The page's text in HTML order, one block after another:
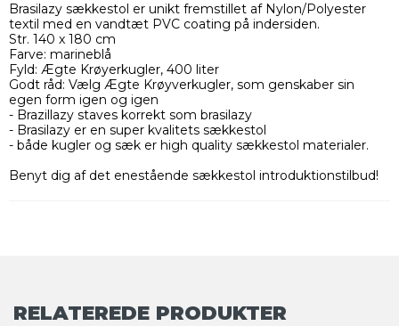
Brasilazy sækkestol er unikt fremstillet af Nylon/Polyester
textil med en vandtæt PVC coating på indersiden.
Str. 140 x 180 cm
Farve: marineblå
Fyld: Ægte Krøyerkugler, 400 liter
Godt råd: Vælg Ægte Krøyverkugler, som genskaber sin
egen form igen og igen
- Brazillazy staves korrekt som brasilazy
- Brasilazy er en super kvalitets sækkestol
- både kugler og sæk er high quality sækkestol materialer.
Benyt dig af det enestående sækkestol introduktionstilbud!
RELATEREDE PRODUKTER